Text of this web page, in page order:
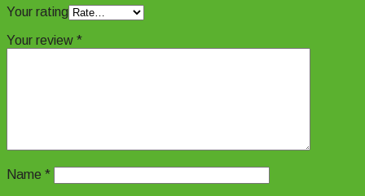
Your rating
Your review *
Name *